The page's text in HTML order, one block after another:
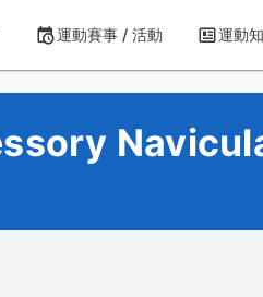
運動賽事 / 活動 運動